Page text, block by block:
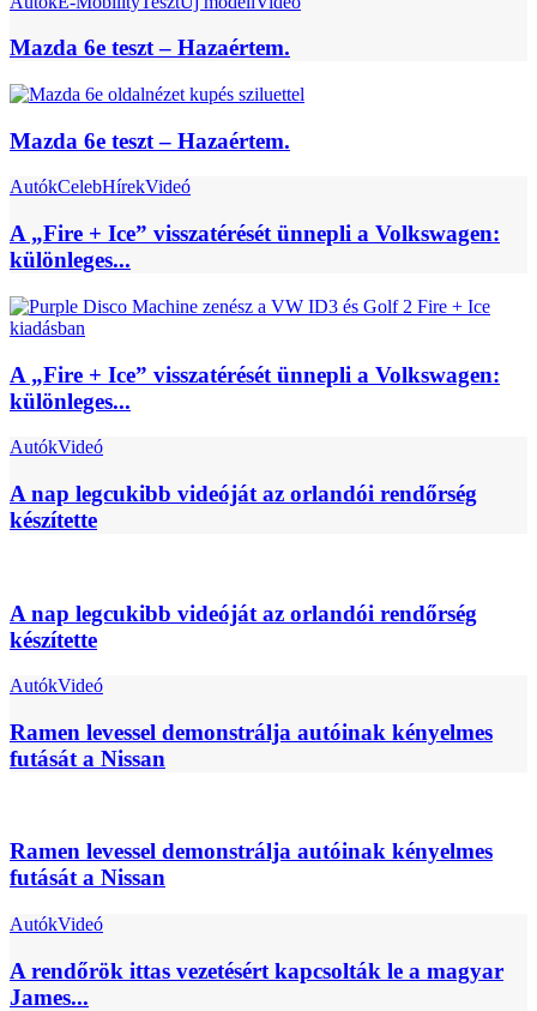
Mazda 6e teszt – Hazaértem.
Mazda 6e teszt – Hazaértem.
AutókCelebHírekVideó
A „Fire + Ice” visszatérését ünnepli a Volkswagen:
különleges...
A „Fire + Ice” visszatérését ünnepli a Volkswagen:
különleges...
AutókVideó
A nap legcukibb videóját az orlandói rendőrség
készítette
A nap legcukibb videóját az orlandói rendőrség
készítette
AutókVideó
Ramen levessel demonstrálja autóinak kényelmes
futását a Nissan
Ramen levessel demonstrálja autóinak kényelmes
futását a Nissan
AutókVideó
A rendőrök ittas vezetésért kapcsolták le a magyar
James...